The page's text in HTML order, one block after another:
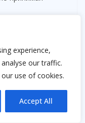
experience,
our traffic.
use of cookies.
Accept All
Здесь
вовлекаться
вслед — всё
тень, а